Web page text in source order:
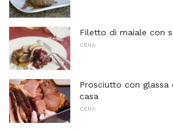
Filetto di maiale con
CENA
Prosciutto con
casa
CENA